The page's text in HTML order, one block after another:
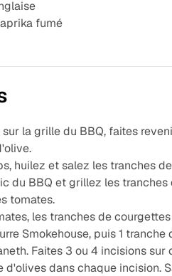
fumé
sur la grille du BBQ, faites
huilez et salez les tranches
du BBQ et grillez les
tomates.
les tranches de
Smokehouse, puis 1
Faites 3 ou 4 incisions
d'olives dans chaque incision.